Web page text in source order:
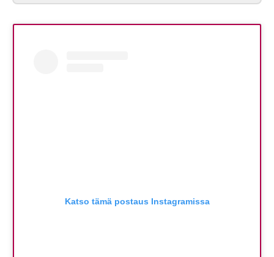
Katso tämä postaus Instagramissa